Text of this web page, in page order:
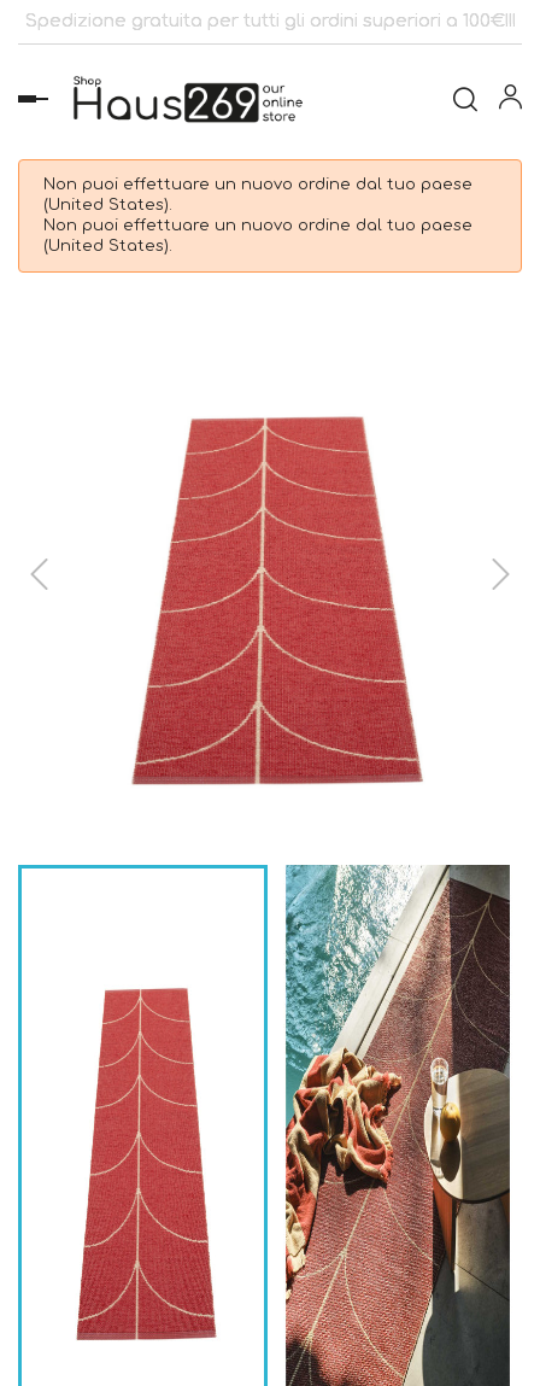
Spedizione gratuita per tutti gli ordini superiori a 100€!!!
navigazione
Non puoi effettuare un nuovo ordine dal tuo paese
(United States).
Non puoi effettuare un nuovo ordine dal tuo paese
(United States).